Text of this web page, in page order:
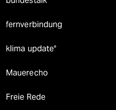
fernverbindung
klima update°
Mauerecho
Freie Rede